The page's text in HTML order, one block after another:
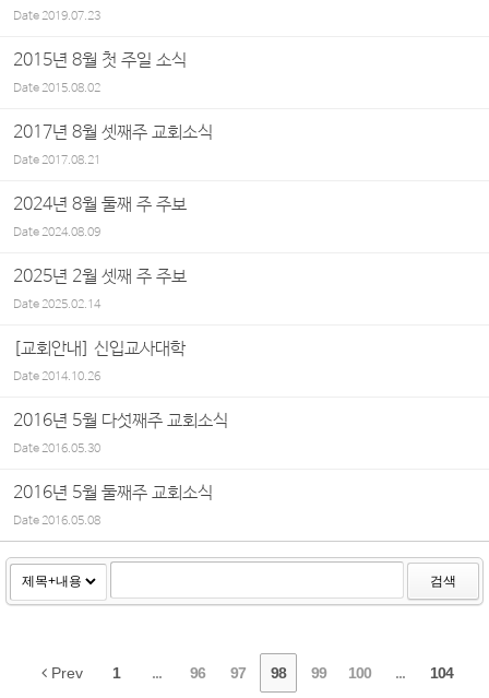
Date2019.07.23
2015년 8월 첫 주일 소식
Date2015.08.02
2017년 8월 셋째주 교회소식
Date2017.08.21
2024년 8월 둘째 주 주보
Date2024.08.09
2025년 2월 셋째 주 주보
Date2025.02.14
[교회안내] 신입교사대학
Date2014.10.26
2016년 5월 다섯째주 교회소식
Date2016.05.30
2016년 5월 둘째주 교회소식
Date2016.05.08
검색
Prev 1 ... 96 97 98 99 100 ... 104